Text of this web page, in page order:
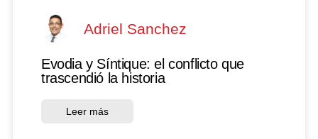
Adriel Sanchez
Evodia y Síntique: el conflicto que
trascendió la historia
Leer más